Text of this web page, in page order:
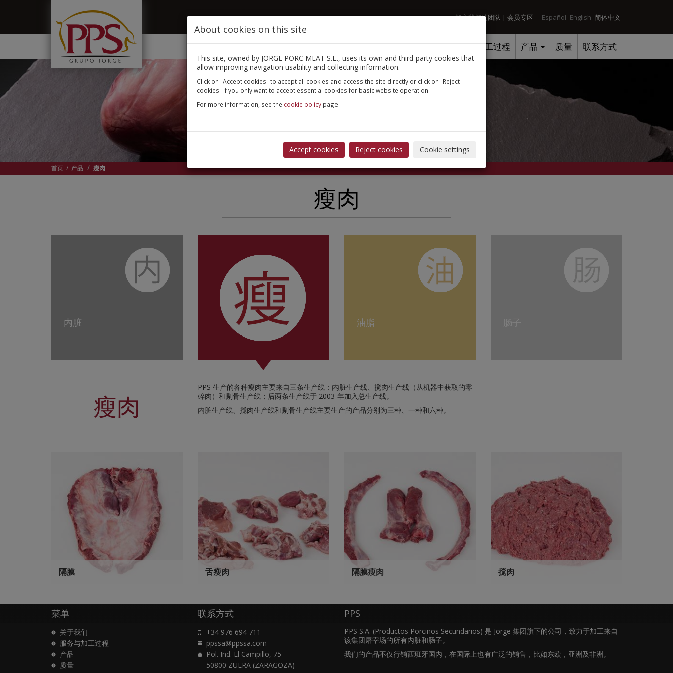
Español English 简体中文
加入我们的团队 | 会员专区
首页 关于我们 服务与加工过程 产品 质量 联系方式
首页 / 产品 瘦肉
瘦肉
内脏 油脂 肠子
瘦肉
PPS 生产的各种瘦肉主要来自三条生产线：内脏生产线、搅肉生产线（从机器中获取的零
碎肉）和剔骨生产线；后两条生产线于 2003 年加入总生产线。
内脏生产线、搅肉生产线和剔骨生产线主要生产的产品分别为三种、一种和六种。
隔膜 舌瘦肉 隔膜瘦肉 搅肉
菜单
关于我们
服务与加工过程
产品
质量
联系方式
+34 976 694 711
ppssa@ppssa.com
Pol. Ind. El Campillo, 75
50800 ZUERA (ZARAGOZA)
PPS
PPS S.A. (Productos Porcinos Secundarios) 是 Jorge 集团旗下的公司，致力于加工来自
该集团屠宰场的所有内脏和肠子。
我们的产品不仅行销西班牙国内，在国际上也有广泛的销售，比如东欧，亚洲及非洲。
About cookies on this site
This site, owned by JORGE PORC MEAT S.L., uses its own and third-party cookies that
allow improving navigation usability and collecting information.
Click on "Accept cookies" to accept all cookies and access the site directly or click on "Reject
cookies" if you only want to accept essential cookies for basic website operation.
For more information, see the cookie policy page.
Accept cookies Reject cookies Cookie settings